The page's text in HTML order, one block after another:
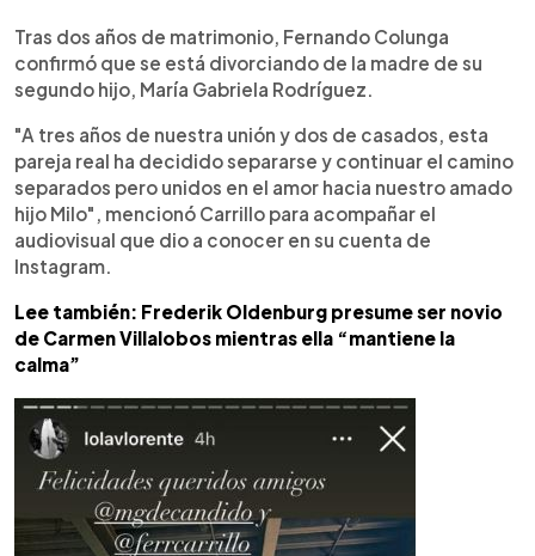
Escuchar artículo
Tras dos años de matrimonio, Fernando Colunga
confirmó que se está divorciando de la madre de su
segundo hijo, María Gabriela Rodríguez.
"A tres años de nuestra unión y dos de casados, esta
pareja real ha decidido separarse y continuar el camino
separados pero unidos en el amor hacia nuestro amado
hijo Milo", mencionó Carrillo para acompañar el
audiovisual que dio a conocer en su cuenta de
Instagram.
Lee también: Frederik Oldenburg presume ser novio
de Carmen Villalobos mientras ella “mantiene la
calma”